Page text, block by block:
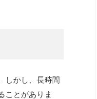
しかし、長時間
ことがありま